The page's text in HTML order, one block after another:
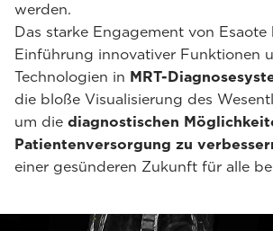
werden.
Das starke Engagement von Esaote
Einführung innovativer Funktionen
Technologien in MRT-
die bloße Visualisierung des
um die diagnostischen
Patientenversorgung zu
einer gesünderen Zukunft für alle